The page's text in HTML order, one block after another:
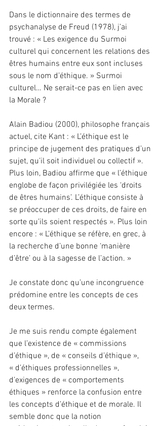
Dans le dictionnaire des termes de
psychanalyse de Freud (1978), j’ai
trouvé : « Les exigence du Surmoi
culturel qui concernent les relations des
êtres humains entre eux sont incluses
sous le nom d’éthique. » Surmoi
culturel… Ne serait-ce pas en lien avec
la Morale ?
Alain Badiou (2000), philosophe français
actuel, cite Kant : « L’éthique est le
principe de jugement des pratiques d’un
sujet, qu’il soit individuel ou collectif ».
Plus loin, Badiou affirme que « l’éthique
englobe de façon privilégiée les ‘droits
de êtres humains’. L’éthique consiste à
se préoccuper de ces droits, de faire en
sorte qu’ils soient respectés ». Plus loin
encore : « L’éthique se réfère, en grec, à
la recherche d’une bonne ‘manière
d’être’ ou à la sagesse de l’action. »
Je constate donc qu’une incongruence
prédomine entre les concepts de ces
deux termes.
Je me suis rendu compte également
que l’existence de « commissions
d’éthique », de « conseils d’éthique »,
« d’éthiques professionnelles »,
d’exigences de « comportements
éthiques » renforce la confusion entre
les concepts d’éthique et de morale. Il
semble donc que la notion